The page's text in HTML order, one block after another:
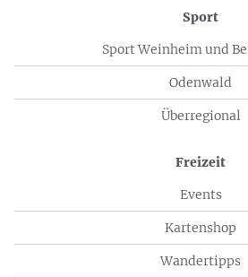
Sport
Sport Weinheim und
Odenwald
Überregional
Freizeit
Events
Kartenshop
Wandertipps